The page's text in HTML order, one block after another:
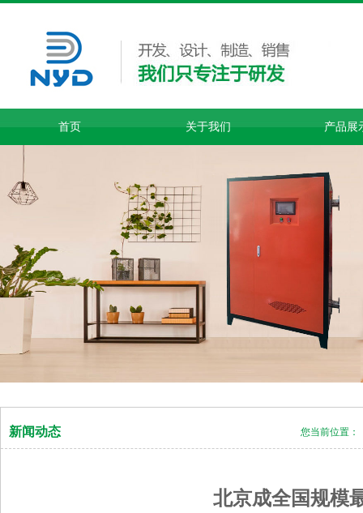
首页 关于我们 产品展
新闻动态 您当前位置：
北京成全国规模